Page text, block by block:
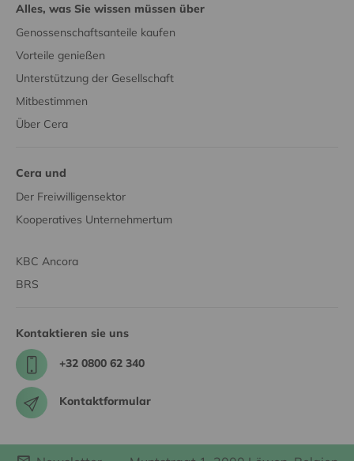
Alles, was Sie wissen müssen über
Genossenschaftsanteile kaufen
Vorteile genießen
Unterstützung der Gesellschaft
Mitbestimmen
Über Cera
Cera und
Der Freiwilligensektor
Kooperatives Unternehmertum
KBC Ancora
BRS
Kontaktieren sie uns
+32 0800 62 340
Kontaktformular